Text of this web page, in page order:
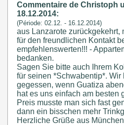
Commentaire de Christoph
18.12.2014:
(Période: 02.12. - 16.12.2014)
aus Lanzarote zurückgekehrt,
für den freundlichen Kontakt
empfehlenswerten!!! -
bedanken.
Sagen Sie bitte auch Ihrem
für seinen *Schwabentip*.
gegessen, wenn Guatiza
hat es uns einfach am besten
Preis musste man sich fast
dann ein bisschen mehr
Herzliche Grüße aus